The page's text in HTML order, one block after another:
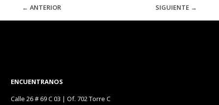
← ANTERIOR SIGUIENTE →
ENCUENTRANOS
Calle 26 # 69 C 03 | Of. 702 Torre C